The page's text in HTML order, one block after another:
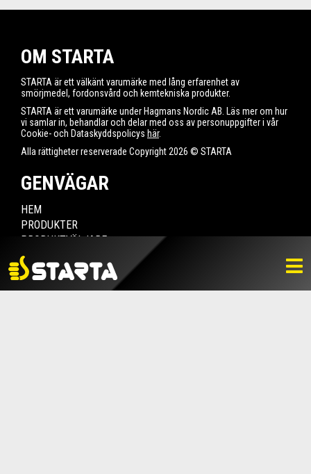
OM STARTA
STARTA är ett välkänt varumärke med lång erfarenhet av
smörjmedel, fordonsvård och kemtekniska produkter.
STARTA är ett varumärke under Hagmans Nordic AB. Läs mer om hur
vi samlar in, behandlar och delar med oss av personuppgifter i vår
Cookie- och Dataskyddspolicys här.
Alla rättigheter reserverade Copyright 2026 © STARTA
GENVÄGAR
HEM
PRODUKTER
PRODUKTVÄLJARE
HITTA ÅTERFÖRSÄLJARE
NYHETER